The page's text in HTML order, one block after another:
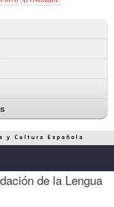
de la Lengua